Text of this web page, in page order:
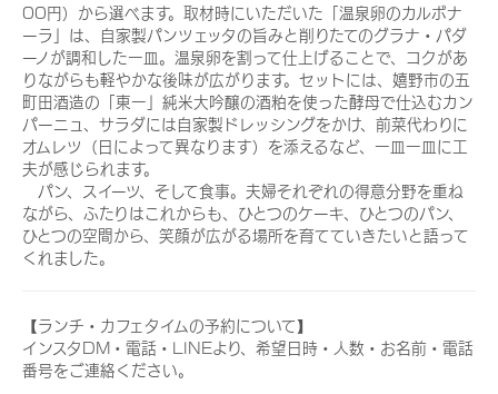
00円）から選べます。取材時にいただいた「温泉卵のカルボナ
ーラ」は、自家製パンツェッタの旨みと削りたてのグラナ・パダ
ーノが調和した一皿。温泉卵を割って仕上げることで、コクがあ
りながらも軽やかな後味が広がります。セットには、嬉野市の五
町田酒造の「東一」純米大吟醸の酒粕を使った酵母で仕込むカン
パーニュ、サラダには自家製ドレッシングをかけ、前菜代わりに
オムレツ（日によって異なります）を添えるなど、一皿一皿に工
夫が感じられます。
パン、スイーツ、そして食事。夫婦それぞれの得意分野を重ね
ながら、ふたりはこれからも、ひとつのケーキ、ひとつのパン、
ひとつの空間から、笑顔が広がる場所を育てていきたいと語って
くれました。
【ランチ・カフェタイムの予約について】
インスタDM・電話・LINEより、希望日時・人数・お名前・電話
番号をご連絡ください。